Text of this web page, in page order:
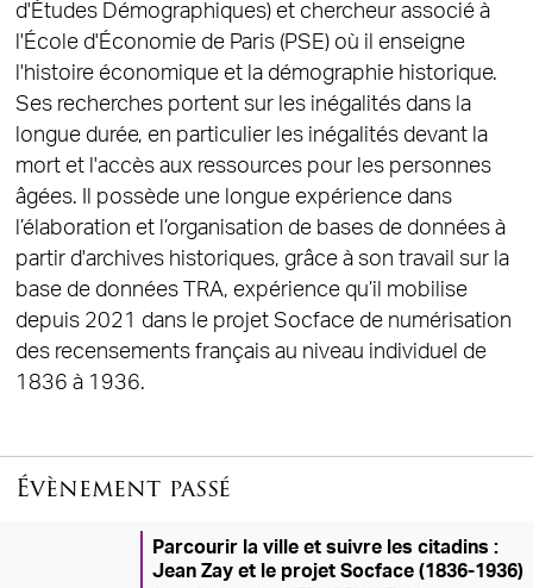
d'Études Démographiques) et chercheur associé à
l'École d'Économie de Paris (PSE) où il enseigne
l'histoire économique et la démographie historique.
Ses recherches portent sur les inégalités dans la
longue durée, en particulier les inégalités devant la
mort et l'accès aux ressources pour les personnes
âgées. Il possède une longue expérience dans
l’élaboration et l’organisation de bases de données à
partir d'archives historiques, grâce à son travail sur la
base de données TRA, expérience qu’il mobilise
depuis 2021 dans le projet Socface de numérisation
des recensements français au niveau individuel de
1836 à 1936.
Évènement passé
Parcourir la ville et suivre les citadins :
Jean Zay et le projet Socface (1836-1936)